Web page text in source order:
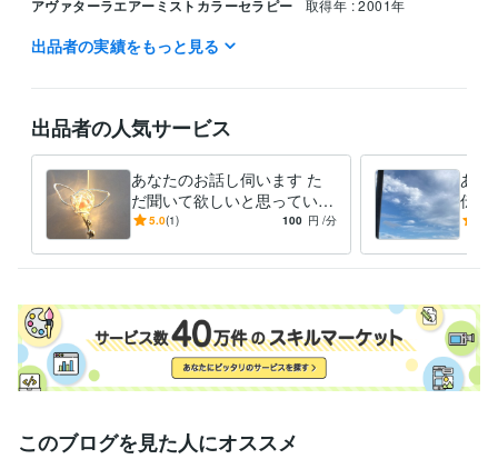
アヴァターラエアーミストカラーセラピー 取得年 : 2001年
得意分野
セラピー
出品者の実績をもっと見る
出品者の人気サービス
あなたのお話し伺います た
だ聞いて欲しいと思っていら
っしゃる方にオススメです。
5.0(1) 100 円 /分
あな
伝え
必要
このブログを見た人にオススメ